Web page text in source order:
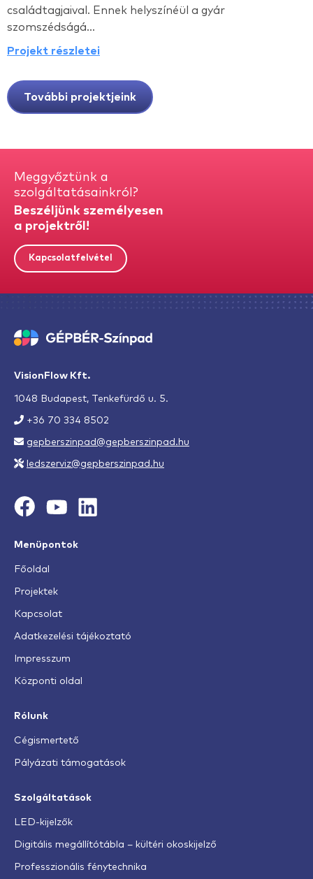
családtagjaival. Ennek helyszínéül a gyár
szomszédságá...
Projekt részletei
További projektjeink
VisionFlow Kft.
1048 Budapest, Tenkefürdő u. 5.
+36 70 334 8502
gepberszinpad@gepberszinpad.hu
ledszerviz@gepberszinpad.hu
Meggyőztünk a
szolgáltatásainkról?
Beszéljünk személyesen
a projektről!
Kapcsolatfelvétel
Menüpontok
Főoldal
Projektek
Kapcsolat
Adatkezelési tájékoztató
Impresszum
Központi oldal
Rólunk
Cégismertető
Pályázati támogatások
Szolgáltatások
LED-kijelzők
Digitális megállítótábla – kültéri okoskijelző
Professzionális fénytechnika